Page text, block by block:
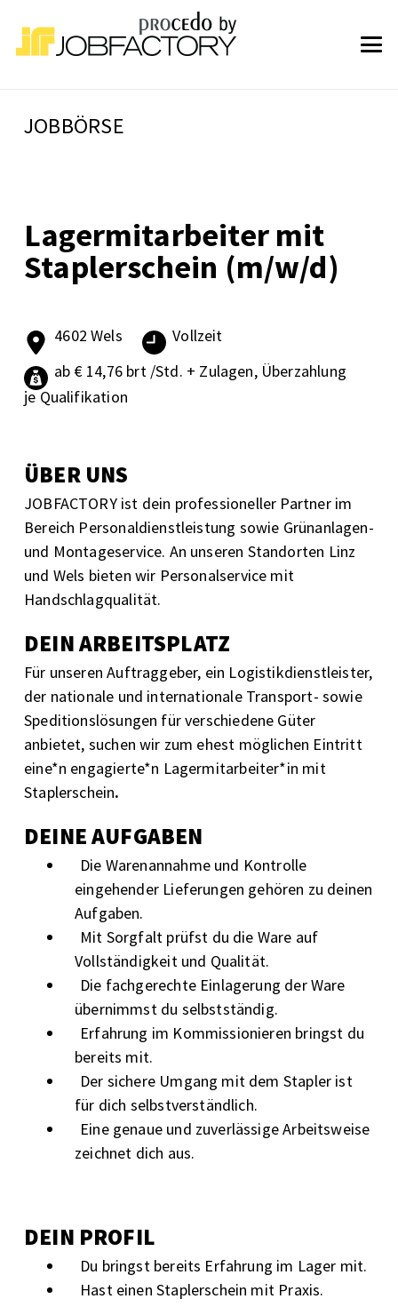
JOBBÖRSE
Lagermitarbeiter mit
Staplerschein (m/w/d)
4602 Wels
Vollzeit
ab € 14,76 brt /Std. + Zulagen, Überzahlung
je Qualifikation
ÜBER UNS
JOBFACTORY ist dein professioneller Partner im
Bereich Personaldienstleistung sowie Grünanlagen-
und Montageservice. An unseren Standorten Linz
und Wels bieten wir Personalservice mit
Handschlagqualität.
DEIN ARBEITSPLATZ
Für unseren Auftraggeber, ein Logistikdienstleister,
der nationale und internationale Transport- sowie
Speditionslösungen für verschiedene Güter
anbietet, suchen wir zum ehest möglichen Eintritt
eine*n engagierte*n Lagermitarbeiter*in mit
Staplerschein.
DEINE AUFGABEN
Die Warenannahme und Kontrolle
eingehender Lieferungen gehören zu deinen
Aufgaben.
Mit Sorgfalt prüfst du die Ware auf
Vollständigkeit und Qualität.
Die fachgerechte Einlagerung der Ware
übernimmst du selbstständig.
Erfahrung im Kommissionieren bringst du
bereits mit.
Der sichere Umgang mit dem Stapler ist
für dich selbstverständlich.
Eine genaue und zuverlässige Arbeitsweise
zeichnet dich aus.
DEIN PROFIL
Du bringst bereits Erfahrung im Lager mit.
Hast einen Staplerschein mit Praxis.